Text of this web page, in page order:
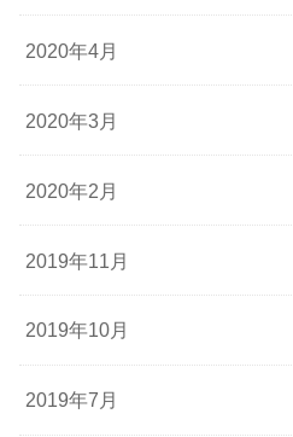
2020年4月
2020年3月
2020年2月
2019年11月
2019年10月
2019年7月